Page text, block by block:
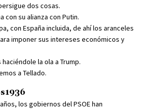
dos cosas.
con su alianza con Putin.
con España incluida, de ahí los aranceles
imponer sus intereses económicos y
la ola a Trump.
a Tellado.
los gobiernos del PSOE han